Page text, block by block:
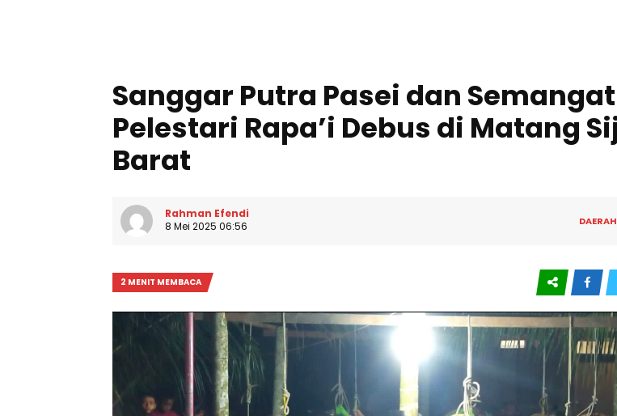
Sanggar Putra Pasei dan
Pelestari Rapa’i Debus di Matang
Barat
Rahman Efendi
8 Mei 2025 06:56
DAERAH
2 MENIT MEMBACA